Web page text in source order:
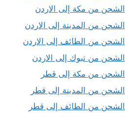
الشحن من مكة إلى الاردن
الشحن من المدينة إلى الاردن
الشحن من الطائف إلى الاردن
الشحن من تبوك إلى الاردن
الشحن من مكة إلى قطر
الشحن من المدينة إلى قطر
الشحن من الطائف إلى قطر